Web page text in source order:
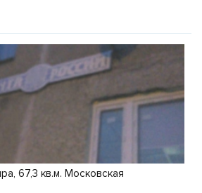
67,3 кв.м. Московская